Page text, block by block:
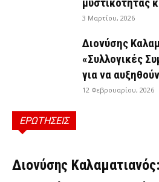
3 Μαρτίου, 2026
Διονύσης
«Συλλογικές
για να
12 Φεβρουαρίου, 2026
ΕΡΩΤΗΣΕΙΣ
ΕΡΩΤΉΣΕΙΣ
Διονύσης